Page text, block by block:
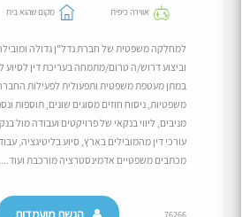
אווירה כיפית מקום שהוא בית
למחלקה משפטית של חברת נדל"ן גדולה
וביצוע דרוש/ה טרום/מתמחה בעריכת דין
במתן מעטפת משפטית ותפעולית לפעילות
משפטיות, ניסוח חוזים מסוגים שונים, תוספות
מניבים, ליווי בנקאי של פרויקטים ועבודה מול
עורכי דין מהמובילים בארץ, סיוע בליטיגציה,
מכתבים משפטיים אדמינסטרציה מורכבת ועוד....